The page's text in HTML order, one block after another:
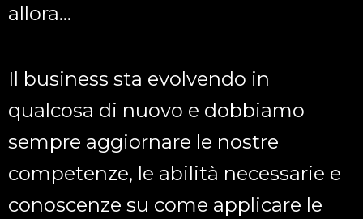
allora…
Il business sta evolvendo in
qualcosa di nuovo e dobbiamo
sempre aggiornare le nostre
competenze, le abilità necessarie e
conoscenze su come applicare le